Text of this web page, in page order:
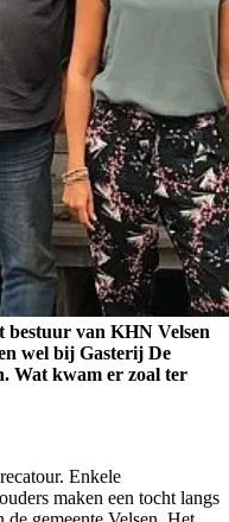
bestuur van KHN Velsen
wel bij Gasterij De
Wat kwam er zoal ter
Enkele
maken een tocht langs